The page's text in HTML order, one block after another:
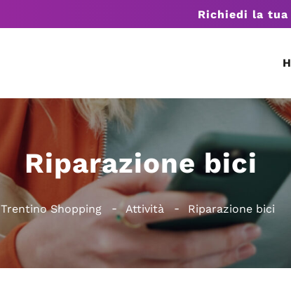
Richiedi la
Riparazione bici
Trentino Shopping Attività Riparazione bici